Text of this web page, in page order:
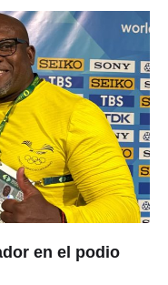
en el podio